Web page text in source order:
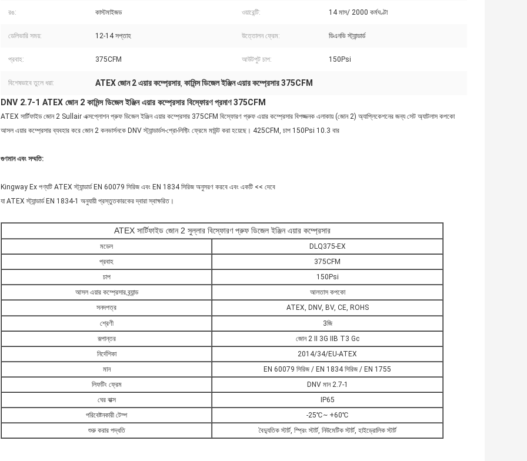
রঙ: কাস্টমাইজড ওয়ারেন্টি: 14 মাস/ 2000 কর্মঘণ্টা
ডেলিভারি সময়: 12-14 সপ্তাহ উত্তোলন ফ্রেম: ডিএনভি স্ট্যান্ডার্ড
প্রবাহ: 375CFM আউটপুট চাপ: 150Psi
বিশেষভাবে তুলে ধরা: ATEX জোন 2 এয়ার কম্প্রেসার, কামিন্স ডিজেল ইঞ্জিন এয়ার কম্প্রেসার 375CFM
DNV 2.7-1 ATEX জোন 2 কামিন্স ডিজেল ইঞ্জিন এয়ার কম্প্রেসার বিস্ফোরণ প্রমাণ 375CFM
ATEX সার্টিফাইড জোন 2 Sullair এক্সপ্লোশন প্রুফ ডিজেল ইঞ্জিন এয়ার কম্প্রেসার 375CFM বিস্ফোরণ প্রুফ এয়ার কম্প্রেসার বিপজ্জনক এলাকায় (জোন 2) অ্যাপ্লিকেশনের জন্য সেট অ্যাটলাস কপকো
আসল এয়ার কম্প্রেসার ব্যবহার করে জোন 2 কনভার্সনকে DNV স্ট্যান্ডার্ডস-প্রো-লিফ্টিং ফ্রেমে মাউন্ট করা হয়েছে। 425CFM, চাপ 150Psi 10.3 বার
গুণমান এবং সম্মতি:
Kingway Ex পণ্যটি ATEX স্ট্যান্ডার্ড EN 60079 সিরিজ এবং EN 1834 সিরিজ অনুসরণ করবে এবং একটি << দেবে
যা ATEX স্ট্যান্ডার্ড EN 1834-1 অনুযায়ী প্রস্তুতকারকের দ্বারা স্বাক্ষরিত।
ATEX সার্টিফাইড জোন 2 সুল্লার বিস্ফোরণ প্রুফ ডিজেল ইঞ্জিন এয়ার কম্প্রেসার
মডেল
DLQ375-EX
প্রবাহ
375CFM
চাপ
150Psi
আসল এয়ার কম্প্রেসার ব্র্যান্ড
আলতাস কপকো
সনদপত্র
ATEX, DNV, BV, CE, ROHS
শ্রেণী
3জি
রূপান্তর
জোন 2 II 3G IIB T3 Gc
নির্দেশিকা
2014/34/EU-ATEX
মান
EN 60079 সিরিজ / EN 1834 সিরিজ / EN 1755
লিফটিং ফ্রেম
DNV মান 2.7-1
ঘের বাক্স
IP65
পরিবেষ্টনকারী টেম্প
-25℃~ +60℃
শুরু করার পদ্ধতি
বৈদ্যুতিক স্টার্ট, স্প্রিং স্টার্ট, নিউমেটিক স্টার্ট, হাইড্রোলিক স্টার্ট